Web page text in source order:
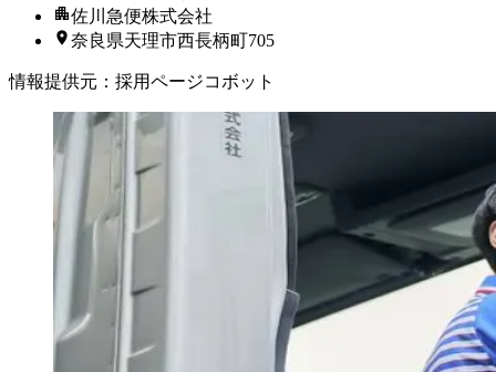
佐川急便株式会社
奈良県天理市西長柄町705
情報提供元 ： 採用ページコボット